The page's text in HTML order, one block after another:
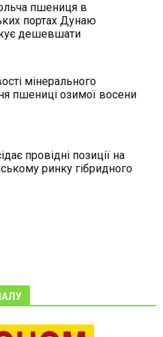
пшениця в
портах Дунаю
дешевшати
мінерального
пшениці озимої восени
провідні позиції на
ринку гібридного